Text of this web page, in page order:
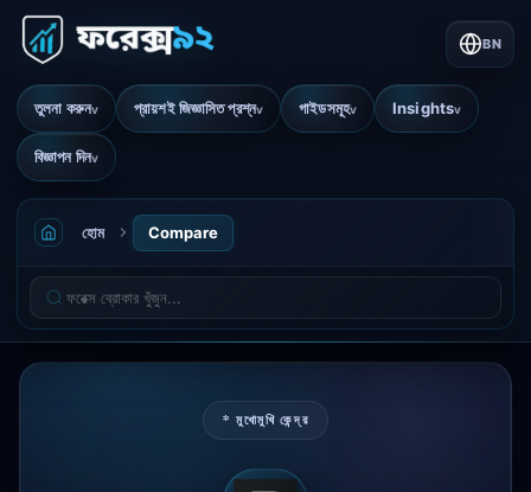
তুলনা করুনv প্রায়শই জিজ্ঞাসিত প্রশ্নv গাইডসমূহv Insightsv
বিজ্ঞাপন দিনv
BN
হোম Compare
* মুখোমুখি কেন্দ্র